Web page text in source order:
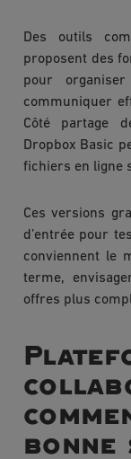
Des outils
proposent des
pour
communiquer
Côté partage
Dropbox Basic
fichiers en ligne
Ces versions
d’entrée pour
conviennent le
terme,
offres plus
bonne